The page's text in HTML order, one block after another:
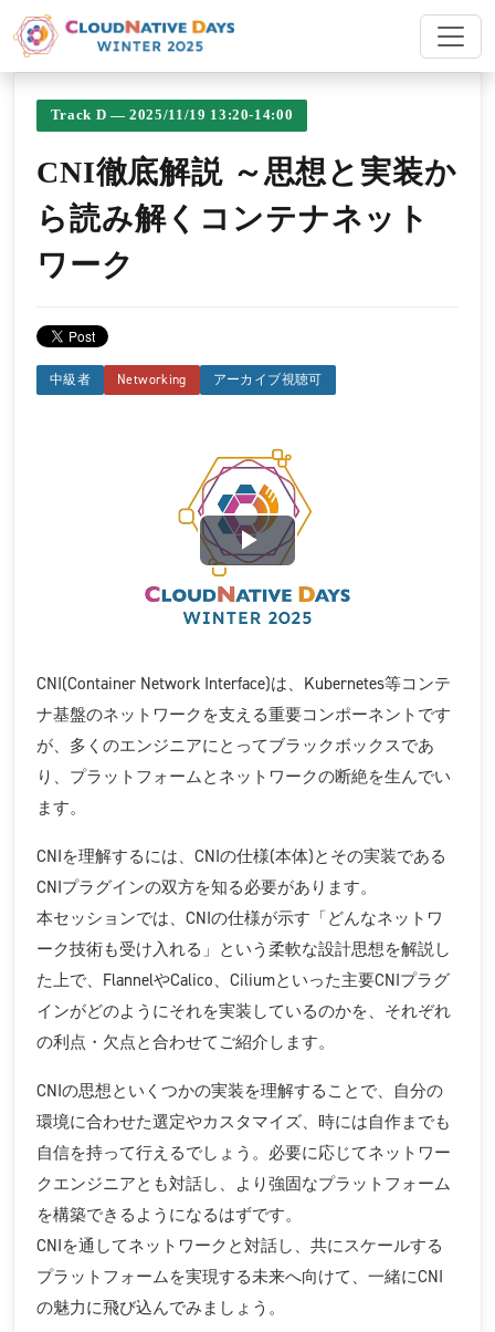
Track D — 2025/11/19 13:20-14:00
CNI徹底解説 ～思想と実装か
ら読み解くコンテナネット
ワーク
中級者 Networking アーカイブ視聴可
Play
Video
CNI(Container Network Interface)は、Kubernetes等コンテ
ナ基盤のネットワークを支える重要コンポーネントです
が、多くのエンジニアにとってブラックボックスであ
り、プラットフォームとネットワークの断絶を生んでい
ます。
CNIを理解するには、CNIの仕様(本体)とその実装である
CNIプラグインの双方を知る必要があります。
本セッションでは、CNIの仕様が示す「どんなネットワ
ーク技術も受け入れる」という柔軟な設計思想を解説し
た上で、FlannelやCalico、Ciliumといった主要CNIプラグ
インがどのようにそれを実装しているのかを、それぞれ
の利点・欠点と合わせてご紹介します。
CNIの思想といくつかの実装を理解することで、自分の
環境に合わせた選定やカスタマイズ、時には自作までも
自信を持って行えるでしょう。必要に応じてネットワー
クエンジニアとも対話し、より強固なプラットフォーム
を構築できるようになるはずです。
CNIを通してネットワークと対話し、共にスケールする
プラットフォームを実現する未来へ向けて、一緒にCNI
の魅力に飛び込んでみましょう。